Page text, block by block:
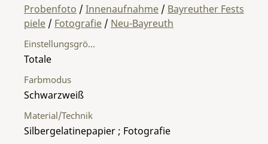
Material/Technik
Silbergelatinepapier ; Fotografie
Einstellungsgröße
Totale
Farbmodus
Schwarzweiß
Probenfoto / Innenaufnahme / Bayreuther Fests
piele / Fotografie / Neu-Bayreuth